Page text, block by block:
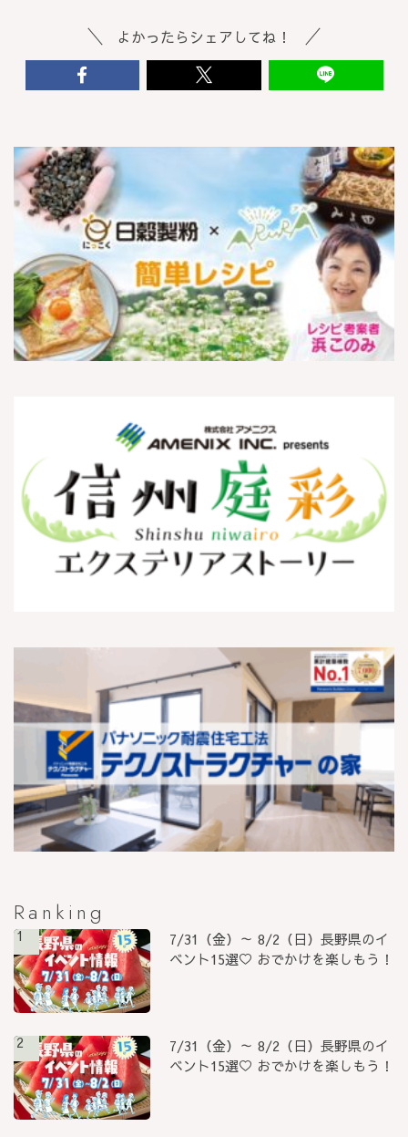
よかったらシェアしてね！
Ranking
1
7/31（金）～ 8/2（日）長野県のイ
ベント15選♡ おでかけを楽しもう！
2
7/31（金）～ 8/2（日）長野県のイ
ベント15選♡ おでかけを楽しもう！